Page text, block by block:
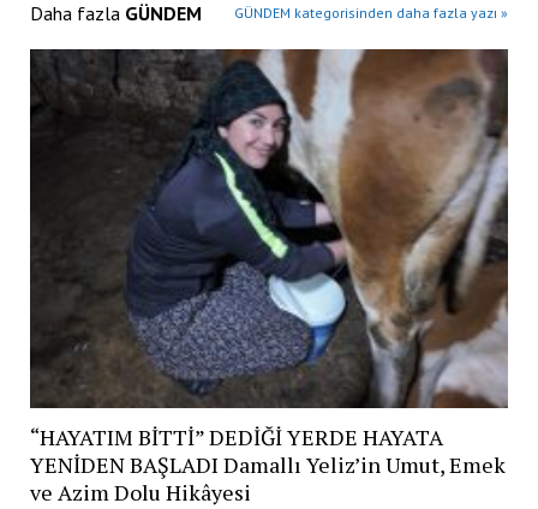
Daha fazla GÜNDEM GÜNDEM kategorisinden daha fazla yazı »
“HAYATIM BİTTİ” DEDİĞİ YERDE HAYATA
YENİDEN BAŞLADI Damallı Yeliz’in Umut, Emek
ve Azim Dolu Hikâyesi